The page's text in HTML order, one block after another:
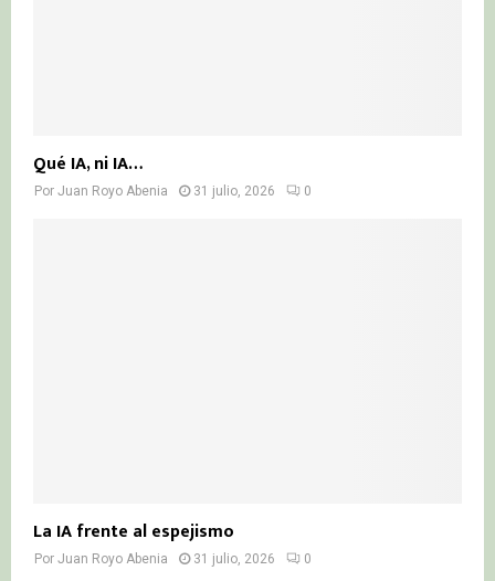
Qué IA, ni IA…
Por Juan Royo Abenia 31 julio, 2026 0
La IA frente al espejismo
Por Juan Royo Abenia 31 julio, 2026 0